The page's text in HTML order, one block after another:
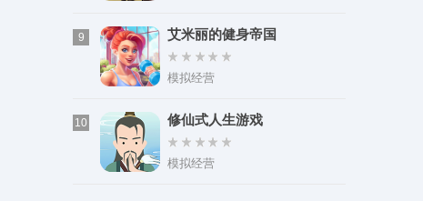
9 艾米丽的健身帝国
模拟经营
10 修仙式人生游戏
模拟经营